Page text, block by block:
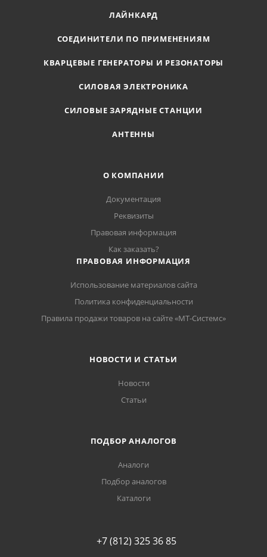
ЛАЙНКАРД
СОЕДИНИТЕЛИ ПО ПРИМЕНЕНИЯМ
КВАРЦЕВЫЕ ГЕНЕРАТОРЫ И РЕЗОНАТОРЫ
СИЛОВАЯ ЭЛЕКТРОНИКА
СИЛОВЫЕ ЗАРЯДНЫЕ СТАНЦИИ
АНТЕННЫ
О КОМПАНИИ
Документация
Реквизиты
Правовая информация
Как заказать?
ПРАВОВАЯ ИНФОРМАЦИЯ
Использование материалов сайта
Политика конфиденциальности
Правила продажи товаров на сайте «МТ-Системс»
НОВОСТИ И СТАТЬИ
Новости
Статьи
ПОДБОР АНАЛОГОВ
Аналоги
Подбор аналогов
Каталоги
+7 (812) 325 36 85